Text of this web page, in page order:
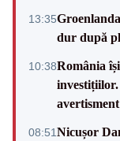
13:35
dur după
10:38România
08:51Nicușor